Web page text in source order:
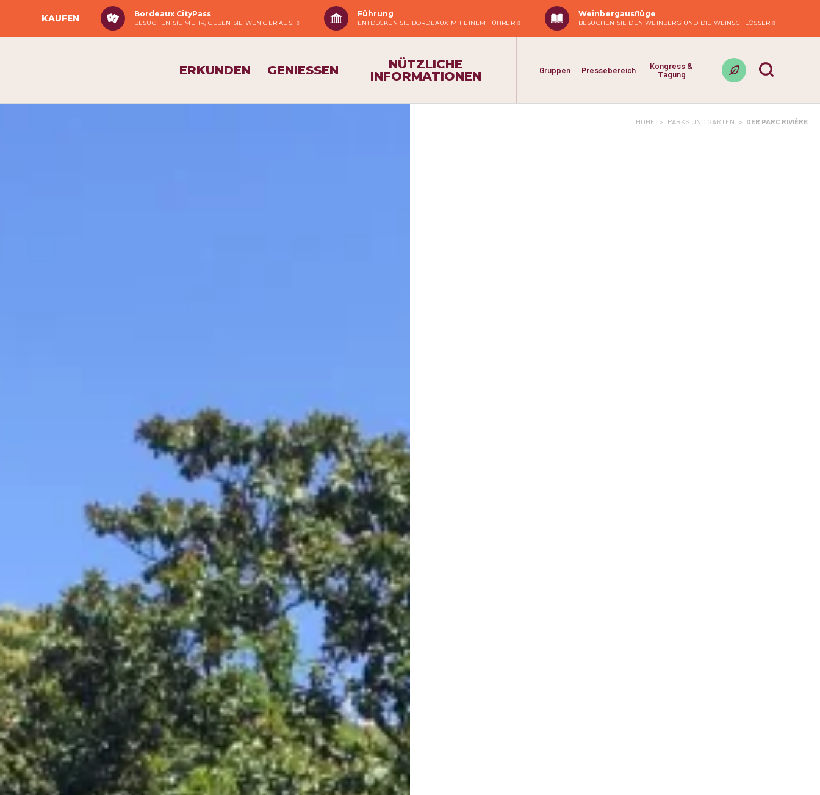
KAUFEN Bordeaux CityPass
BESUCHEN SIE MEHR, GEBEN SIE WENIGER AUS!
Führung
ENTDECKEN SIE BORDEAUX MIT EINEM FÜHRER
Weinbergausflüge
BESUCHEN SIE DEN WEINBERG UND DIE WEINSCHLÖSSER
ERKUNDEN GENIESSEN
NÜTZLICHE
INFORMATIONEN
Gruppen Pressebereich
Kongress &
Tagung
HOME > PARKS UND GÄRTEN > DER PARC RIVIÈRE